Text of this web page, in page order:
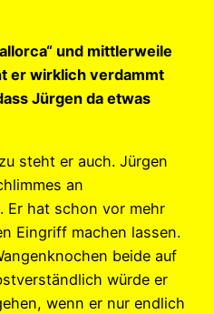
und mittlerweile
er wirklich verdammt
Jürgen da etwas
steht er auch. Jürgen
an
Er hat schon vor mehr
Eingriff machen lassen.
beide auf
würde er
wenn er nur endlich